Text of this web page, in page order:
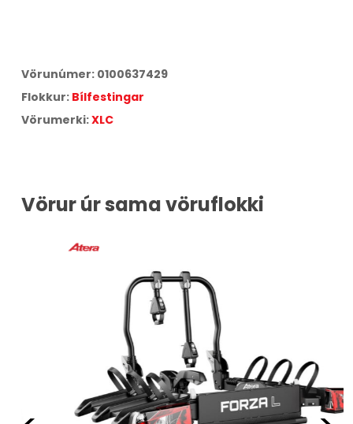
Vörunúmer: 0100637429
Flokkur: Bílfestingar
Vörumerki:XLC
Vörur úr sama vöruflokki